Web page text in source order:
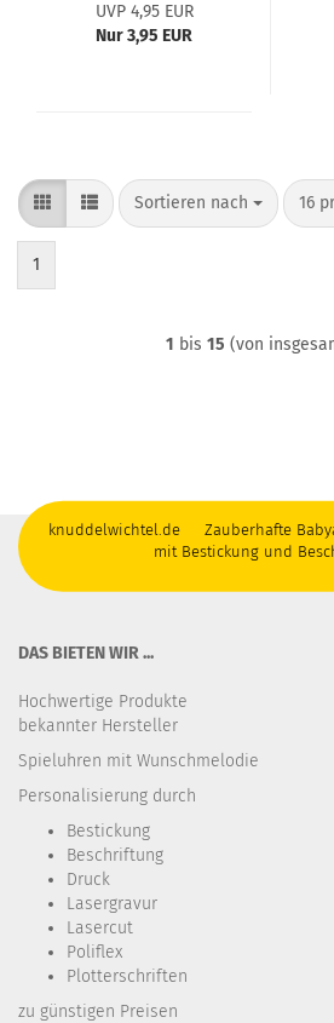
UVP 4,95 EUR
Nur 3,95 EUR
Sortieren nach
Sortieren nach 16
pro
1
1 bis 15 (von
knuddelwichtel.de Zauberhafte
mit Bestickung und
DAS BIETEN WIR ...
Hochwertige Produkte
bekannter Hersteller
Spieluhren mit Wunschmelodie
Personalisierung durch
Bestickung​
Beschriftung
Druck
Lasergravur
Lasercut
Poliflex
Plotterschriften
zu günstigen Preisen